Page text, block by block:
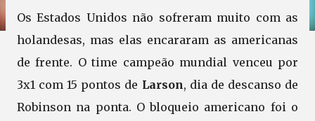
Os Estados Unidos não sofreram muito com as
holandesas, mas elas encararam as americanas
de frente. O time campeão mundial venceu por
3x1 com 15 pontos de Larson, dia de descanso de
Robinson na ponta. O bloqueio americano foi o